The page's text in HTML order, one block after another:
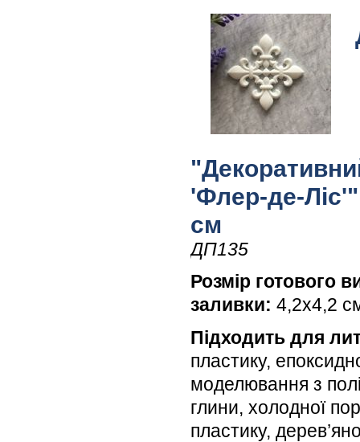
'Флер-де-
см
ДП135
Розмір готового
заливки: 4,2х4,2
Підходить для
пластику,
моделювання з
глини, холодної
пластику,